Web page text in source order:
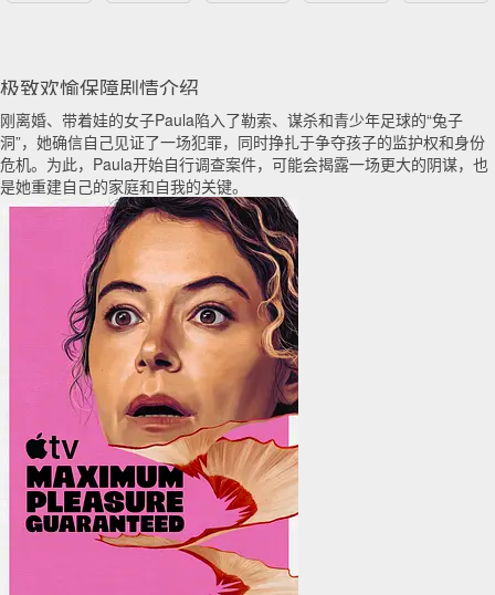
极致欢愉保障剧情介绍
刚离婚、带着娃的女子Paula陷入了勒索、谋杀和青少年足球的“兔子
洞”，她确信自己见证了一场犯罪，同时挣扎于争夺孩子的监护权和身份
危机。为此，Paula开始自行调查案件，可能会揭露一场更大的阴谋，也
是她重建自己的家庭和自我的关键。